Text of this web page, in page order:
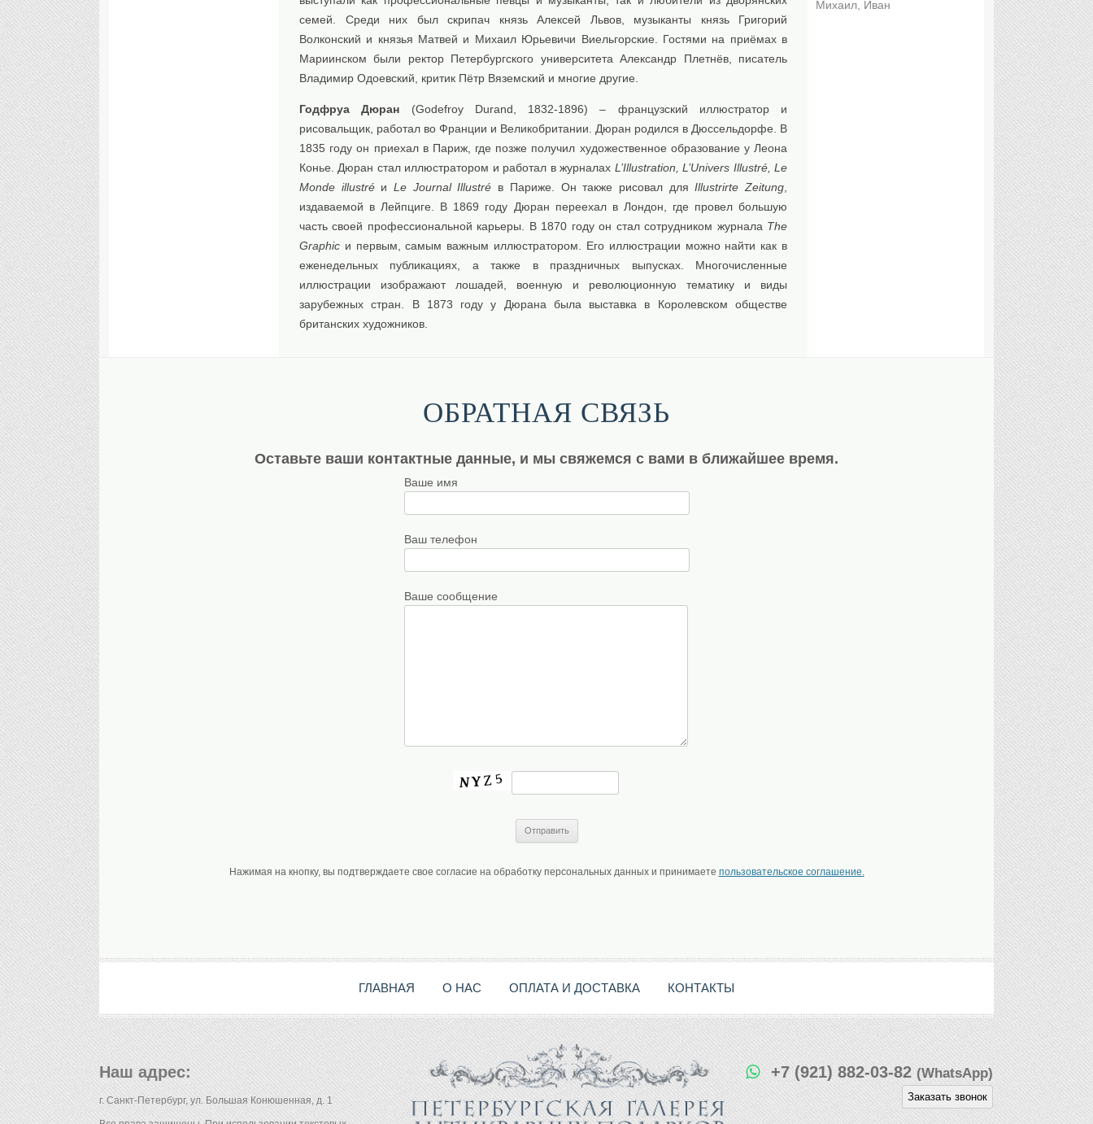
семей. Среди них был скрипач князь Алексей Львов, музыканты князь Григорий
Волконский и князья Матвей и Михаил Юрьевичи Виельгорские. Гостями на приёмах в
Мариинском были ректор Петербургского университета Александр Плетнёв, писатель
Владимир Одоевский, критик Пётр Вяземский и многие другие.
Годфруа Дюран (Godefroy Durand, 1832-1896) – французский иллюстратор и
рисовальщик, работал во Франции и Великобритании. Дюран родился в Дюссельдорфе. В
1835 году он приехал в Париж, где позже получил художественное образование у Леона
Конье. Дюран стал иллюстратором и работал в журналах L’Illustration, L’Univers Illustré, Le
Monde illustréиLe Journal Illustré в Париже. Он также рисовал дляIllustrirte Zeitung
издаваемой в Лейпциге. В 1869 году Дюран переехал в Лондон, где провел большую
часть своей профессиональной карьеры. В 1870 году он стал сотрудником журнала The
Graphic и первым, самым важным иллюстратором. Его иллюстрации можно найти как в
еженедельных публикациях, а также в праздничных выпусках. Многочисленные
иллюстрации изображают лошадей, военную и революционную тематику и виды
зарубежных стран. В 1873 году у Дюрана была выставка в Королевском обществе
британских художников.
Михаил, Иван
ОБРАТНАЯ СВЯЗЬ
Оставьте ваши контактные данные, и мы свяжемся с вами в ближайшее время.
Ваше имя
Ваш телефон
Ваше сообщение
Нажимая на кнопку, вы подтверждаете свое согласие на обработку персональных данных и принимаете пользовательское соглашение.
ГЛАВНАЯ О НАС ОПЛАТА И ДОСТАВКА КОНТАКТЫ
Наш адрес:
г. Санкт-Петербург, ул. Большая Конюшенная, д. 1
+7 (921) 882-03-82(WhatsApp)
Заказать звонок